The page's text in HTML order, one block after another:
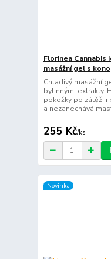
Florinea Cannabis
masážní gel s
Chladivý masážní
bylinnými extrakty.
pokožky po zátěži
a nezanechává
255 Kč/ks
Novinka